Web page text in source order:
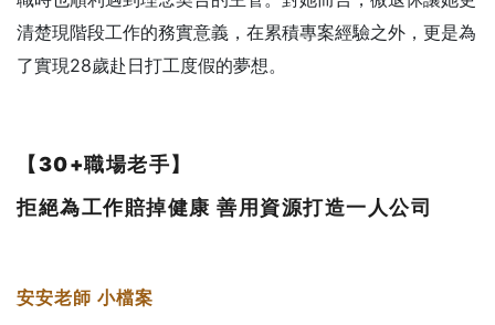
清楚現階段工作的務實意義，在累積專案經驗之外，更是為
了實現28歲赴日打工度假的夢想。
【30+職場老手】
拒絕為工作賠掉健康 善用資源打造一人公司
安安老師 小檔案